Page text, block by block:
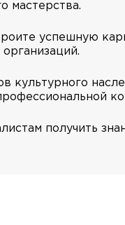
мастерства.
успешную
культурного
получить